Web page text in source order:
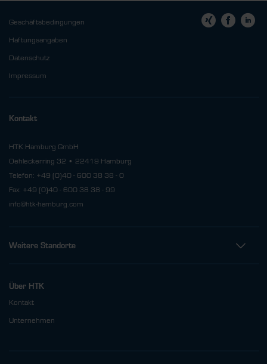
Geschäftsbedingungen
Haftungsangaben
Datenschutz
Impressum
Kontakt
HTK Hamburg GmbH
Oehleckerring 32 • 22419 Hamburg
Telefon: +49 (0)40 - 600 38 38 - 0
Fax: +49 (0)40 - 600 38 38 - 99
info@htk-hamburg.com
Weitere Standorte
Über HTK
Kontakt
Unternehmen